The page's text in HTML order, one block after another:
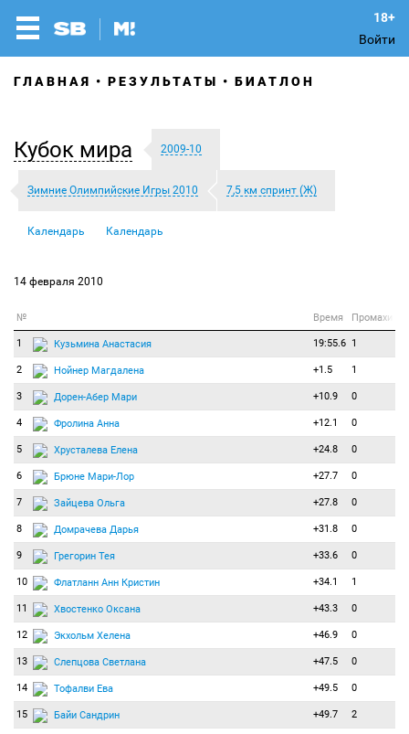
Войти
ГЛАВНАЯ РЕЗУЛЬТАТЫ БИАТЛОН
Кубок мира 2009-10
Зимние Олимпийские Игры 2010 7,5 км спринт (Ж)
Календарь Календарь
14 февраля 2010
№ Время Промахи
1 Кузьмина Анастасия 19:55.6 1
2 Нойнер Магдалена +1.5 1
3 Дорен-Абер Мари +10.9 0
4 Фролина Анна +12.1 0
5 Хрусталева Елена +24.8 0
6 Брюне Мари-Лор +27.7 0
7 Зайцева Ольга +27.8 0
8 Домрачева Дарья +31.8 0
9 Грегорин Тея +33.6 0
10 Флатланн Анн Кристин +34.1 1
11 Хвостенко Оксана +43.3 0
12 Экхольм Хелена +46.9 0
13 Слепцова Светлана +47.5 0
14 Тофалви Ева +49.5 0
15 Байи Сандрин +49.7 2